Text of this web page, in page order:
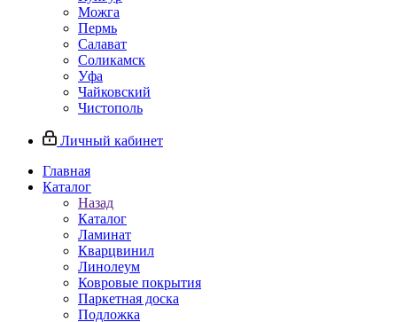
Можга
Пермь
Салават
Соликамск
Уфа
Чайковский
Чистополь
Личный кабинет
Главная
Каталог
Назад
Каталог
Ламинат
Кварцвинил
Линолеум
Ковровые покрытия
Паркетная доска
Подложка